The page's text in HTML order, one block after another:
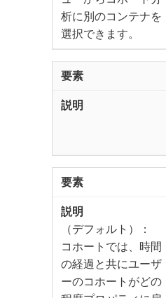
析に別のコンテナを
選択できます。
（デフォルト）：
​コホートでは、時間
の経過と共にユーザ
ーのコホートがどの